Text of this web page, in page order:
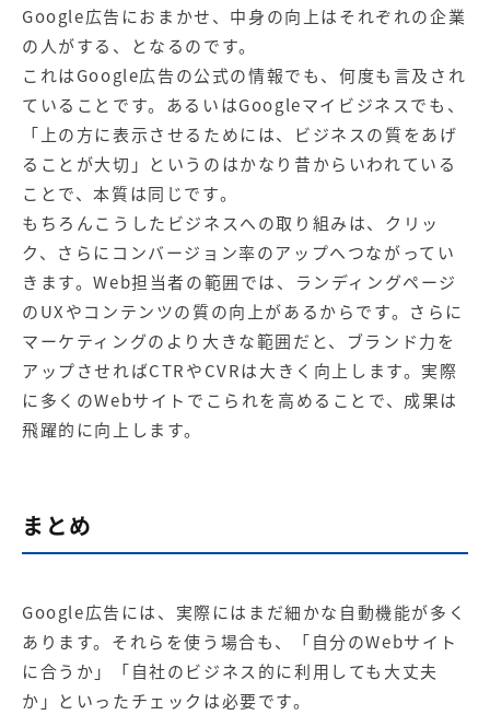
Google広告におまかせ、中身の向上はそれぞれの企業
の人がする、となるのです。
これはGoogle広告の公式の情報でも、何度も言及され
ていることです。あるいはGoogleマイビジネスでも、
「上の方に表示させるためには、ビジネスの質をあげ
ることが大切」というのはかなり昔からいわれている
ことで、本質は同じです。
もちろんこうしたビジネスへの取り組みは、クリッ
ク、さらにコンバージョン率のアップへつながってい
きます。Web担当者の範囲では、ランディングページ
のUXやコンテンツの質の向上があるからです。さらに
マーケティングのより大きな範囲だと、ブランド力を
アップさせればCTRやCVRは大きく向上します。実際
に多くのWebサイトでこられを高めることで、成果は
飛躍的に向上します。
まとめ
Google広告には、実際にはまだ細かな自動機能が多く
あります。それらを使う場合も、「自分のWebサイト
に合うか」「自社のビジネス的に利用しても大丈夫
か」といったチェックは必要です。